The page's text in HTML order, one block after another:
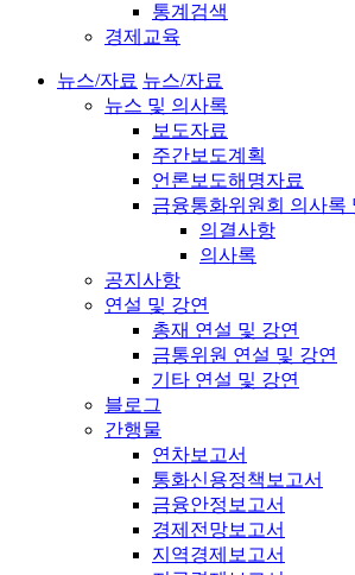
통계검색
경제교육
뉴스/자료 뉴스/자료
뉴스 및 의사록
보도자료
주간보도계획
언론보도해명자료
금융통화위원회 의사록
의결사항
의사록
공지사항
연설 및 강연
총재 연설 및 강연
금통위원 연설 및 강연
기타 연설 및 강연
블로그
간행물
연차보고서
통화신용정책보고서
금융안정보고서
경제전망보고서
지역경제보고서